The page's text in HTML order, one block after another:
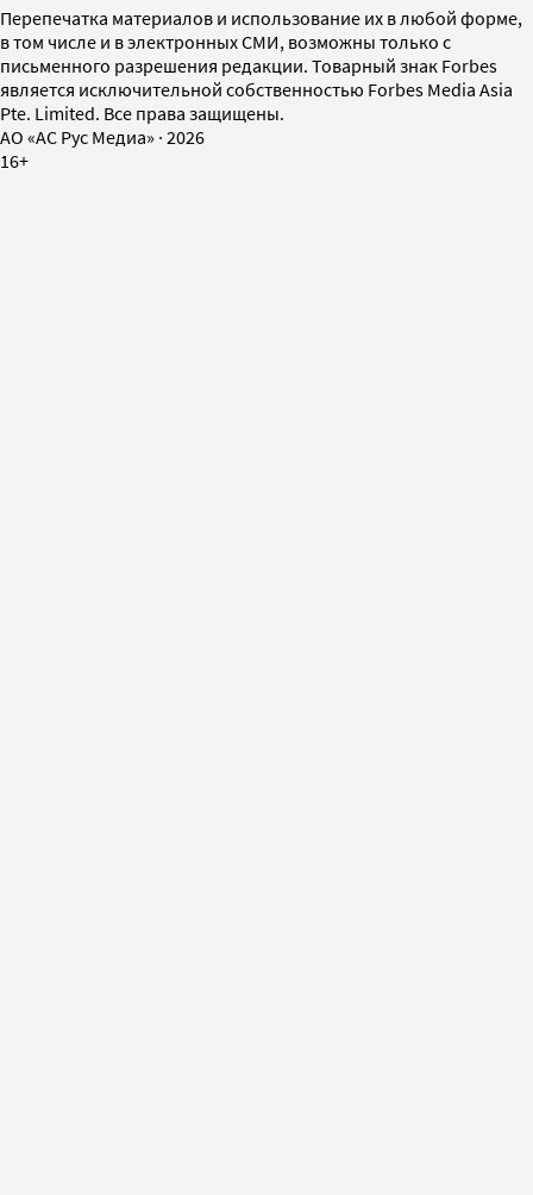
Перепечатка материалов и использование их в любой форме,
в том числе и в электронных СМИ, возможны только с
письменного разрешения редакции. Товарный знак Forbes
является исключительной собственностью Forbes Media Asia
Pte. Limited. Все права защищены.
AO «АС Рус Медиа» · 2026
16+